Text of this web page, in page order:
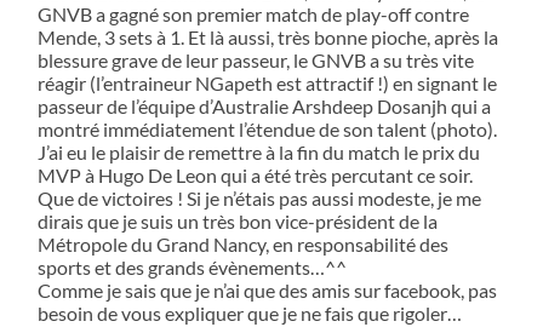
GNVB a gagné son premier match de play-off contre
Mende, 3 sets à 1. Et là aussi, très bonne pioche, après la
blessure grave de leur passeur, le GNVB a su très vite
réagir (l’entraineur NGapeth est attractif !) en signant le
passeur de l’équipe d’Australie Arshdeep Dosanjh qui a
montré immédiatement l’étendue de son talent (photo).
J’ai eu le plaisir de remettre à la fin du match le prix du
MVP à Hugo De Leon qui a été très percutant ce soir.
Que de victoires ! Si je n’étais pas aussi modeste, je me
dirais que je suis un très bon vice-président de la
Métropole du Grand Nancy, en responsabilité des
sports et des grands évènements…^^
Comme je sais que je n’ai que des amis sur facebook, pas
besoin de vous expliquer que je ne fais que rigoler…